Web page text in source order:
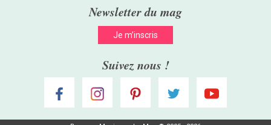
Newsletter du mag
Je m’inscris
Suivez nous !